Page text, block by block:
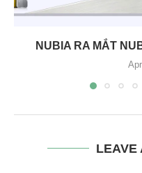
NUBIA RA MẮT
LEAVE